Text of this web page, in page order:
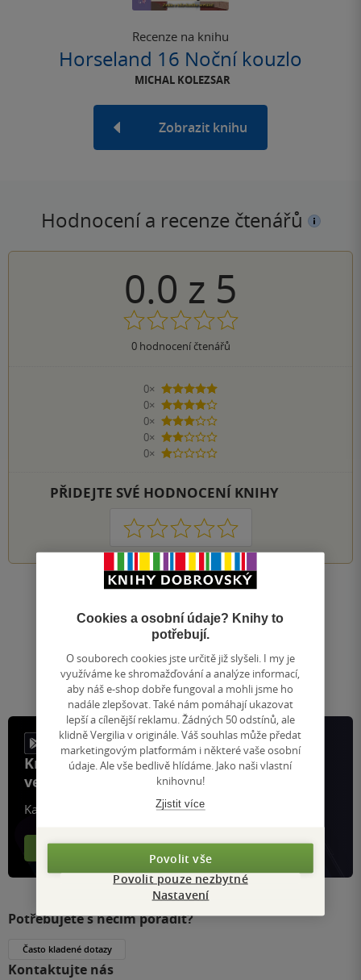
Recenze na knihu
Horseland 16 Noční kouzlo
MICHAL KOLEZSAR
Zobrazit knihu
Hodnocení a recenze čtenářů
0.0 z 5
0hodnocení čtenářů
0×
5 hvězdiček
0×
4 hvězdičky
0×
3 hvězdičky
0×
2 hvězdičky
0×
1 hvezdička
PŘIDEJTE SVÉ HODNOCENÍ KNIHY
1 2 3 4 5
Zobrazeno 20 z 20
1
na
stránku
/ 1
Knihy, recenze a klubové výhody
ve vaší kapse a naší appce KDčko
Každý měsíc společně přečteme tisíce knih
Více o aplikaci Více o klubu
Potřebujete s něčím poradit?
Často kladené dotazy
Kontaktujte nás
Cookies a osobní údaje? Knihy to
potřebují.
O souborech cookies jste určitě již slyšeli. I my je
využíváme ke shromažďování a analýze informací,
aby náš e-shop dobře fungoval a mohli jsme ho
nadále zlepšovat. Také nám pomáhají ukazovat
lepší a cílenější reklamu. Žádných 50 odstínů, ale
klidně Vergilia v originále. Váš souhlas může předat
marketingovým platformám i některé vaše osobní
údaje. Ale vše bedlivě hlídáme. Jako naši vlastní
knihovnu!
Zjistit více
Povolit vše
Povolit pouze nezbytné
Nastavení